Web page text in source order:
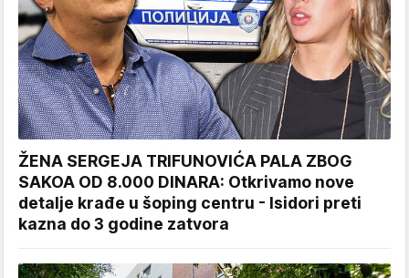
ŽENA SERGEJA TRIFUNOVIĆA PALA ZBOG
SAKOA OD 8.000 DINARA: Otkrivamo nove
detalje krađe u šoping centru - Isidori preti
kazna do 3 godine zatvora